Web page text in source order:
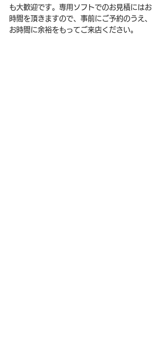
も大歓迎です。専用ソフトでのお見積にはお
時間を頂きますので、事前にご予約のうえ、
お時間に余裕をもってご来店ください。